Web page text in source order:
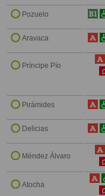
Pozuelo
Aravaca
Príncipe Pío
Pirámides
Delicias
Méndez Álvaro
Atocha